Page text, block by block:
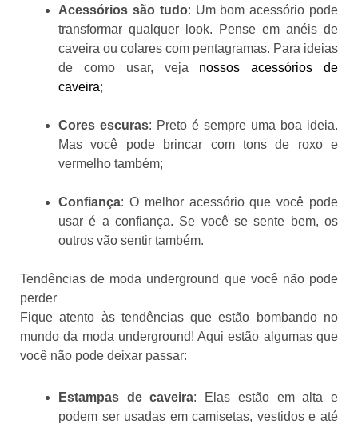
Acessórios são tudo: Um bom acessório pode
transformar qualquer look. Pense em anéis de
caveira ou colares com pentagramas. Para ideias
de como usar, veja nossos acessórios de
caveira;
Cores escuras: Preto é sempre uma boa ideia.
Mas você pode brincar com tons de roxo e
vermelho também;
Confiança: O melhor acessório que você pode
usar é a confiança. Se você se sente bem, os
outros vão sentir também.
Tendências de moda underground que você não pode
perder
Fique atento às tendências que estão bombando no
mundo da moda underground! Aqui estão algumas que
você não pode deixar passar:
Estampas de caveira: Elas estão em alta e
podem ser usadas em camisetas, vestidos e até